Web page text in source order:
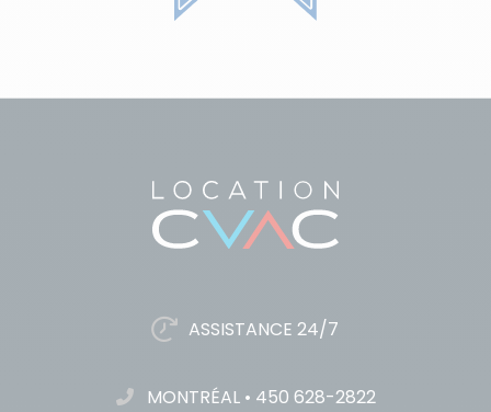
ASSISTANCE 24/7
MONTRÉAL • 450 628-2822